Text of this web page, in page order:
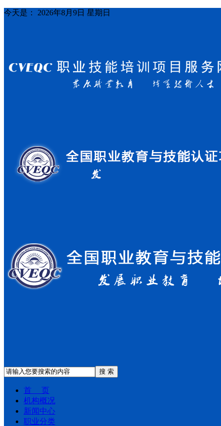
今天是： 2026年8月9日 星期日
搜 索
首 页
机构概况
新闻中心
职业分类